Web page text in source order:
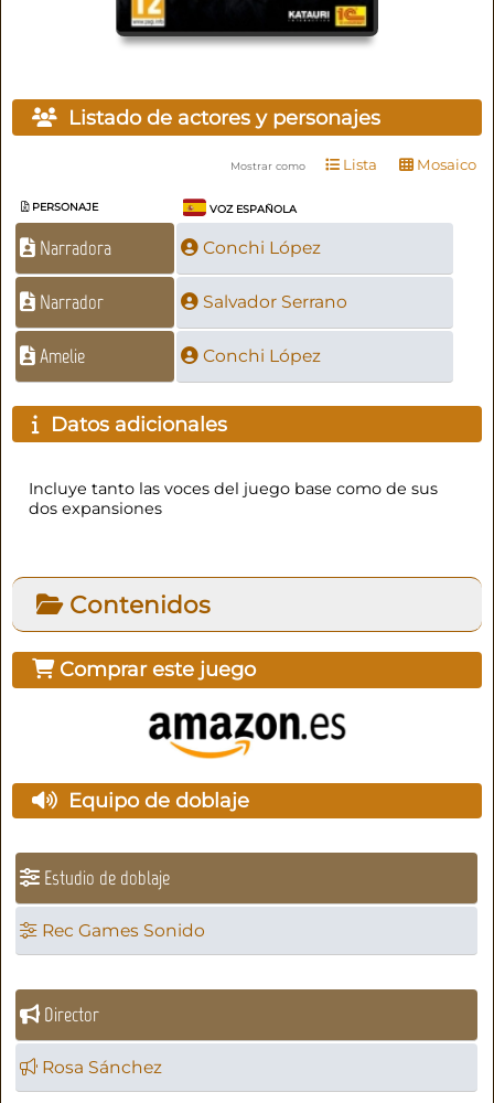
Listado de actores y personajes
Mostrar como Lista Mosaico
PERSONAJE VOZ ESPAÑOLA
Narradora Conchi López
Narrador Salvador Serrano
Amelie Conchi López
Datos adicionales
Incluye tanto las voces del juego base como de sus
dos expansiones
Contenidos
Comprar este juego
Equipo de doblaje
Estudio de doblaje
Rec Games Sonido
Director
Rosa Sánchez